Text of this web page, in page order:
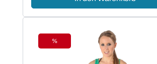
Rabatt
%